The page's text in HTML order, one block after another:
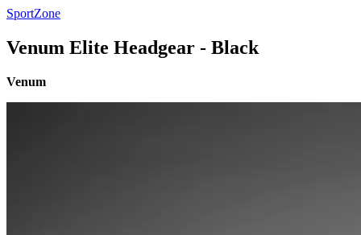
SportZone
Venum Elite Headgear - Black
Venum